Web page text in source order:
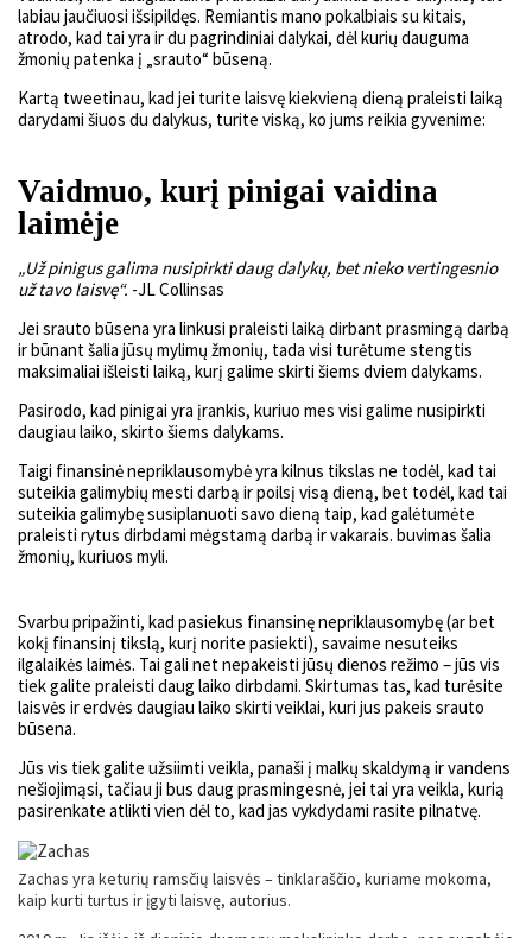
labiau jaučiuosi išsipildęs. Remiantis mano pokalbiais su kitais,
atrodo, kad tai yra ir du pagrindiniai dalykai, dėl kurių dauguma
žmonių patenka į „srauto“ būseną.
Kartą tweetinau, kad jei turite laisvę kiekvieną dieną praleisti laiką
darydami šiuos du dalykus, turite viską, ko jums reikia gyvenime:
Vaidmuo, kurį pinigai vaidina
laimėje
„Už pinigus galima nusipirkti daug dalykų, bet nieko vertingesnio
už tavo laisvę“. -JL Collinsas
Jei srauto būsena yra linkusi praleisti laiką dirbant prasmingą darbą
ir būnant šalia jūsų mylimų žmonių, tada visi turėtume stengtis
maksimaliai išleisti laiką, kurį galime skirti šiems dviem dalykams.
Pasirodo, kad pinigai yra įrankis, kuriuo mes visi galime nusipirkti
daugiau laiko, skirto šiems dalykams.
Taigi finansinė nepriklausomybė yra kilnus tikslas ne todėl, kad tai
suteikia galimybių mesti darbą ir poilsį visą dieną, bet todėl, kad tai
suteikia galimybę susiplanuoti savo dieną taip, kad galėtumėte
praleisti rytus dirbdami mėgstamą darbą ir vakarais. buvimas šalia
žmonių, kuriuos myli.
Svarbu pripažinti, kad pasiekus finansinę nepriklausomybę (ar bet
kokį finansinį tikslą, kurį norite pasiekti), savaime nesuteiks
ilgalaikės laimės. Tai gali net nepakeisti jūsų dienos režimo – jūs vis
tiek galite praleisti daug laiko dirbdami. Skirtumas tas, kad turėsite
laisvės ir erdvės daugiau laiko skirti veiklai, kuri jus pakeis srauto
būsena.
Jūs vis tiek galite užsiimti veikla, panaši į malkų skaldymą ir vandens
nešiojimąsi, tačiau ji bus daug prasmingesnė, jei tai yra veikla, kurią
pasirenkate atlikti vien dėl to, kad jas vykdydami rasite pilnatvę.
Zachas yra keturių ramsčių laisvės – tinklaraščio, kuriame mokoma,
kaip kurti turtus ir įgyti laisvę, autorius.